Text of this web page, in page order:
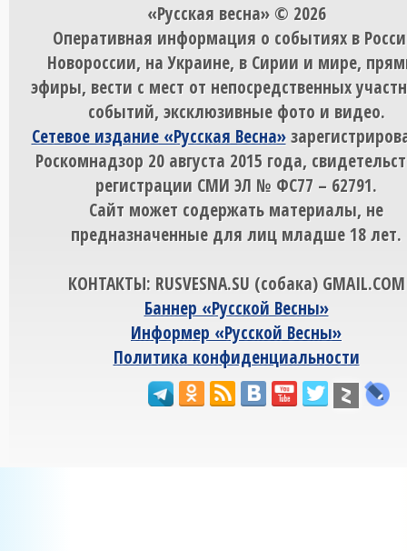
«Русская весна» © 2026
Оперативная информация о событиях в
Новороссии, на Украине, в Сирии и мире,
эфиры, вести с мест от непосредственных
событий, эксклюзивные фото и видео.
Сетевое издание «Русская Весна»
Роскомнадзор 20 августа 2015 года,
регистрации СМИ ЭЛ № ФС77 – 62791.
Сайт может содержать материалы, не
предназначенные для лиц младше 18 лет.
КОНТАКТЫ: RUSVESNA.SU (собака) GMAIL.COM
Баннер «Русской Весны»
Информер «Русской Весны»
Политика конфиденциальности